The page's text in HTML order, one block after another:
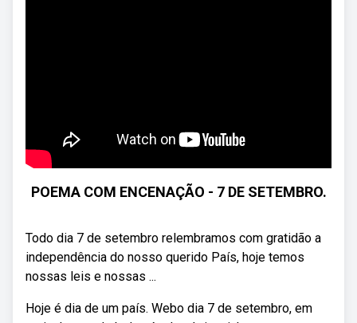
POEMA COM ENCENAÇÃO - 7 DE SETEMBRO.
Todo dia 7 de setembro relembramos com gratidão a
independência do nosso querido País, hoje temos
nossas leis e nossas ...
Hoje é dia de um país. Webo dia 7 de setembro, em